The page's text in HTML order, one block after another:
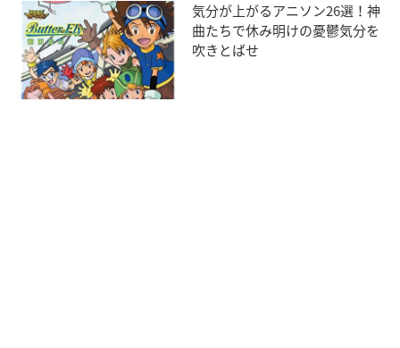
気分が上がるアニソン26選！神
曲たちで休み明けの憂鬱気分を
吹きとばせ